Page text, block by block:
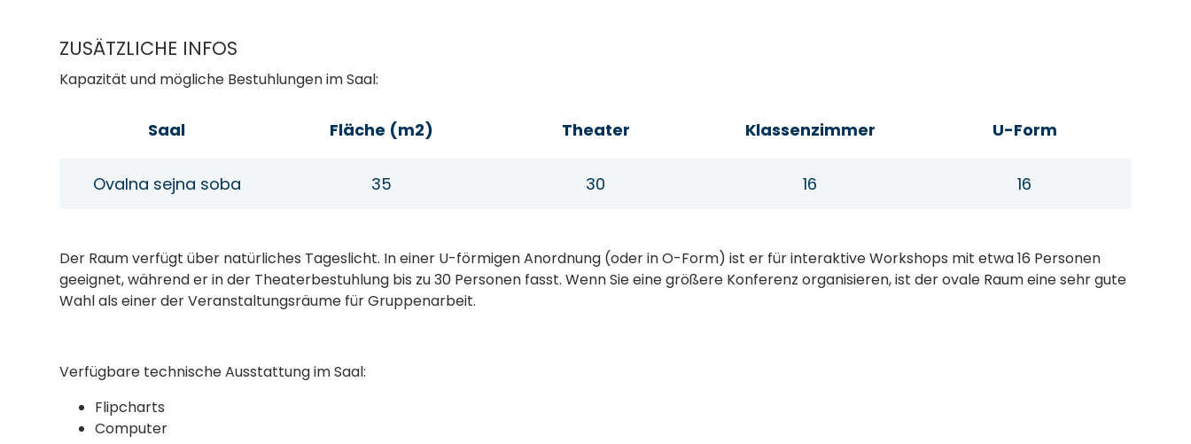
ZUSÄTZLICHE INFOS
Kapazität und mögliche Bestuhlungen im Saal:
Saal Fläche (m2) Theater Klassenzimmer U-Form
Ovalna sejna soba 35 30 16 16
Der Raum verfügt über natürliches Tageslicht. In einer U-förmigen Anordnung (oder in O-Form) ist er für interaktive Workshops mit etwa 16 Personen
geeignet, während er in der Theaterbestuhlung bis zu 30 Personen fasst. Wenn Sie eine größere Konferenz organisieren, ist der ovale Raum eine sehr gute
Wahl als einer der Veranstaltungsräume für Gruppenarbeit.
Verfügbare technische Ausstattung im Saal:
Flipcharts
Computer